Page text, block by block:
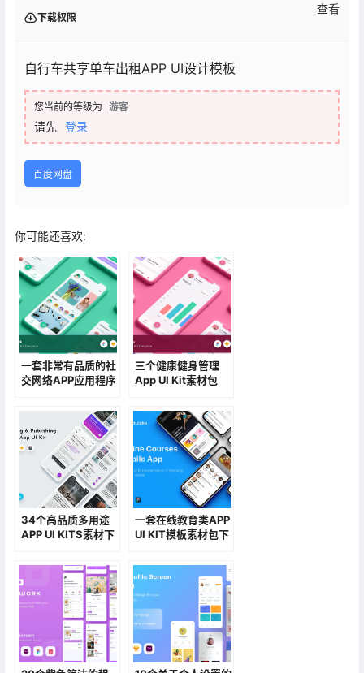
下载权限
查看
自行车共享单车出租APP UI设计模板
您当前的等级为 游客
请先 登录
百度网盘
你可能还喜欢:
一套非常有品质的社
交网络APP应用程序
三个健康健身管理
App UI Kit素材包
34个高品质多用途
APP UI KITS素材下
一套在线教育类APP
UI KIT模板素材包下